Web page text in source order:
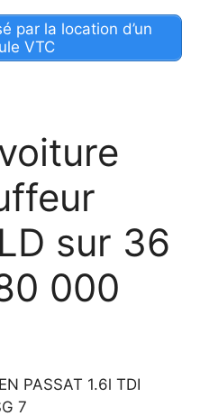
par la location d’un
VTC
sur 36
000
PASSAT 1.6l TDI
7